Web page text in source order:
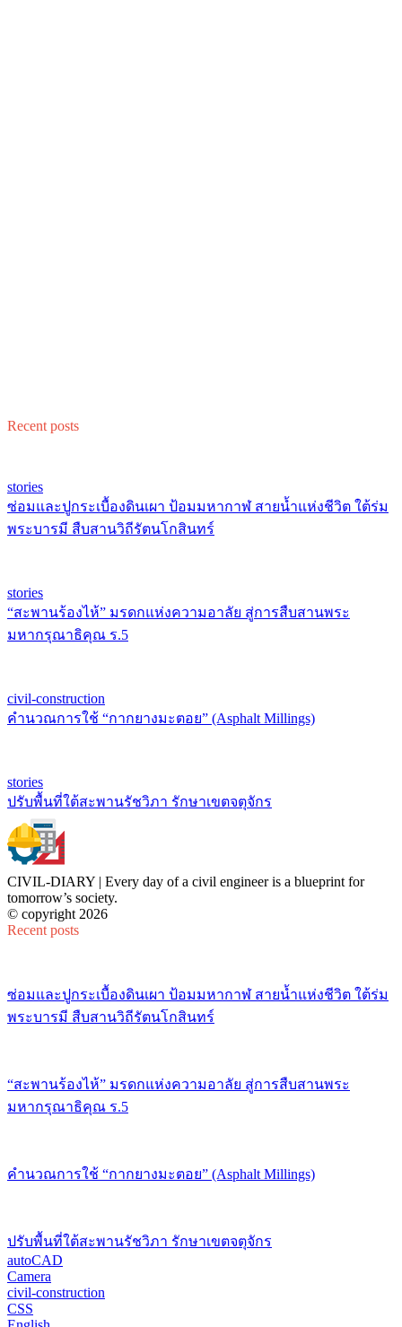
Recent posts
stories
ซ่อมและปูกระเบื้องดินเผา ป้อมมหากาฬ สายน้ำแห่งชีวิต ใต้ร่ม
พระบารมี สืบสานวิถีรัตนโกสินทร์
stories
“สะพานร้องไห้” มรดกแห่งความอาลัย สู่การสืบสานพระ
มหากรุณาธิคุณ ร.5
civil-construction
คำนวณการใช้ “กากยางมะตอย” (Asphalt Millings)
stories
ปรับพื้นที่ใต้สะพานรัชวิภา รักษาเขตจตุจักร
CIVIL-DIARY | Every day of a civil engineer is a blueprint for
tomorrow’s society.
© copyright 2026
Recent posts
ซ่อมและปูกระเบื้องดินเผา ป้อมมหากาฬ สายน้ำแห่งชีวิต ใต้ร่ม
พระบารมี สืบสานวิถีรัตนโกสินทร์
“สะพานร้องไห้” มรดกแห่งความอาลัย สู่การสืบสานพระ
มหากรุณาธิคุณ ร.5
คำนวณการใช้ “กากยางมะตอย” (Asphalt Millings)
ปรับพื้นที่ใต้สะพานรัชวิภา รักษาเขตจตุจักร
autoCAD
Camera
civil-construction
CSS